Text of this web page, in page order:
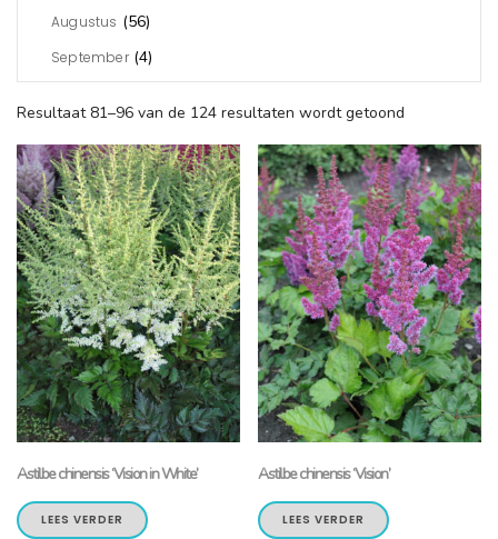
Augustus (56)
September (4)
Resultaat 81–96 van de 124 resultaten wordt getoond
Astilbe chinensis ‘Vision in White’
LEES VERDER
Astilbe chinensis ‘Vision’
LEES VERDER